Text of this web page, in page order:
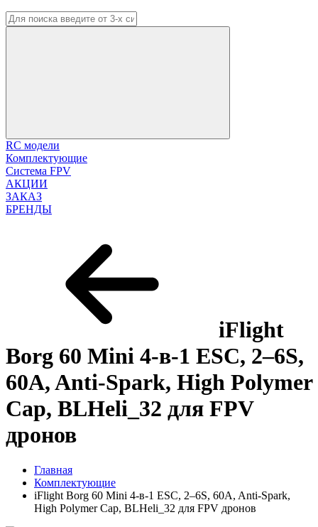
RC модели
Комплектующие
Система FPV
АКЦИИ
ЗАКАЗ
БРЕНДЫ
iFlight
Borg 60 Mini 4-в-1 ESC, 2–6S,
60A, Anti-Spark, High Polymer
Cap, BLHeli_32 для FPV
дронов
Главная
Комплектующие
iFlight Borg 60 Mini 4-в-1 ESC, 2–6S, 60A, Anti-Spark,
High Polymer Cap, BLHeli_32 для FPV дронов